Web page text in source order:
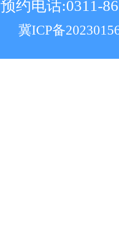
预约电话:0311-
冀ICP备